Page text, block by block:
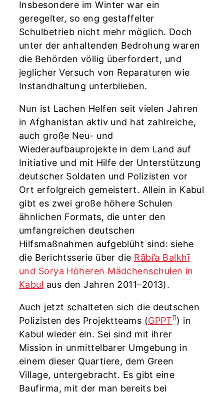
Insbesondere im Winter war ein
geregelter, so eng gestaffelter
Schulbetrieb nicht mehr möglich. Doch
unter der anhaltenden Bedrohung waren
die Behörden völlig überfordert, und
jeglicher Versuch von Reparaturen wie
Instandhaltung unterblieben.
Nun ist Lachen Helfen seit vielen Jahren
in Afghanistan aktiv und hat zahlreiche,
auch große Neu- und
Wiederaufbauprojekte in dem Land auf
Initiative und mit Hilfe der Unterstützung
deutscher Soldaten und Polizisten vor
Ort erfolgreich gemeistert. Allein in Kabul
gibt es zwei große höhere Schulen
ähnlichen Formats, die unter den
umfangreichen deutschen
Hilfsmaßnahmen aufgeblüht sind: siehe
die Berichtsserie über die Rābi’a Balkhī
und Sorya Höheren Mädchenschulen in
Kabul aus den Jahren 2011–2013).
Auch jetzt schalteten sich die deutschen
Polizisten des Projektteams (GPPT ) in
Kabul wieder ein. Sei sind mit ihrer
Mission in unmittelbarer Umgebung in
einem dieser Quartiere, dem Green
Village, untergebracht. Es gibt eine
Baufirma, mit der man bereits bei